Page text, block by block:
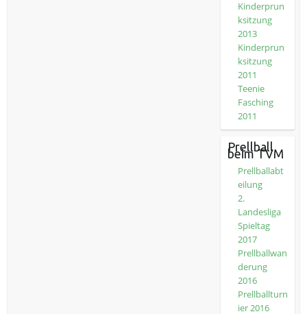
Kinderprun
ksitzung
2013
Kinderprun
ksitzung
2011
Teenie
Fasching
2011
Prellball
beim TVM
Prellballabt
eilung
2.
Landesliga
Spieltag
2017
Prellballwan
derung
2016
Prellballturn
ier 2016